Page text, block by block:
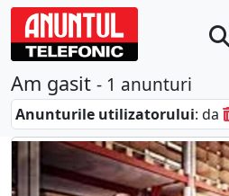
Am gasit - 1 anunturi
Anunturile utilizatorului: da